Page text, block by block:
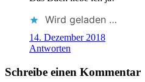
Wird geladen …
14. Dezember 2018
Antworten
Schreibe einen Kommentar